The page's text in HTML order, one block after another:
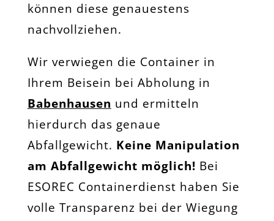
können diese genauestens
nachvollziehen.
Wir verwiegen die Container in
Ihrem Beisein bei Abholung in
Babenhausen und ermitteln
hierdurch das genaue
Abfallgewicht. Keine Manipulation
am Abfallgewicht möglich! Bei
ESOREC Containerdienst haben Sie
volle Transparenz bei der Wiegung